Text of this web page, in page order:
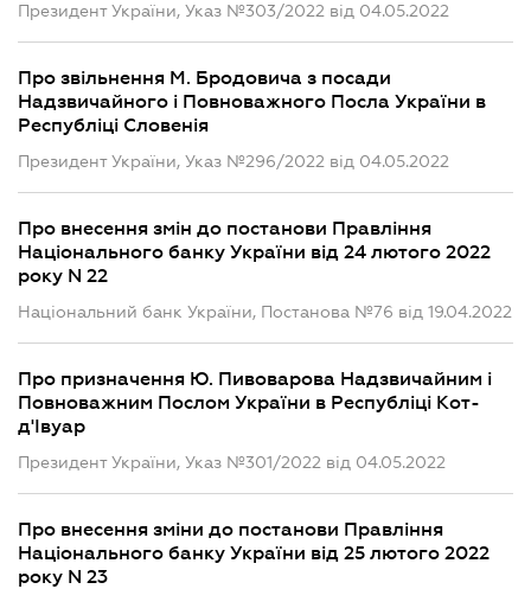
Президент України, Указ №303/2022 від 04.05.2022
Про звільнення М. Бродовича з посади
Надзвичайного і Повноважного Посла України в
Республіці Словенія
Президент України, Указ №296/2022 від 04.05.2022
Про внесення змін до постанови Правління
Національного банку України від 24 лютого 2022
року N 22
Національний банк України, Постанова №76 від 19.04.2022
Про призначення Ю. Пивоварова Надзвичайним і
Повноважним Послом України в Республіці Кот-
д'Івуар
Президент України, Указ №301/2022 від 04.05.2022
Про внесення зміни до постанови Правління
Національного банку України від 25 лютого 2022
року N 23